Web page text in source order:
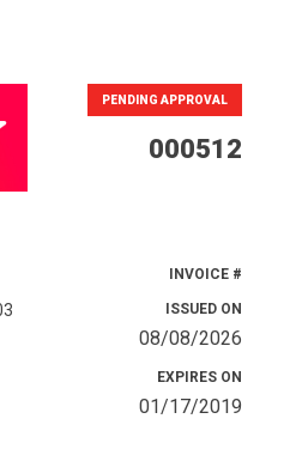
PENDING APPROVAL
000512
INVOICE #
ISSUED ON
08/08/2026
EXPIRES ON
01/17/2019